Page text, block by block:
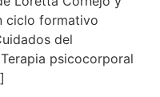
ciclo formativo
del
psicocorporal